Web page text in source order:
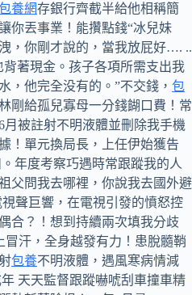
養網存銀行齊截半給他相稱簡
你丟事業！能攢點錢“冰兒妹
，你剛才說的，當我放屁好…. ..
著現金。孩子各項所需支出我
，他完全没有的。”不交錢， 包
剛給孤兒寡母一分錢餬口費！常
被註射不明液體並刪除我手機
！單元換局長，上任伊始獲告
年度考察巧遇時常跟蹤我的人
父問我去哪裡，你說我去國外避
聲巨響，在電視引發的憤怒控
合？！想到持續兩次填我分歧
汗，全身越發有力！患脫髓鞘
包養不明液體，遇風寒病情減
天天監督跟蹤嚇唬刮車撞車精